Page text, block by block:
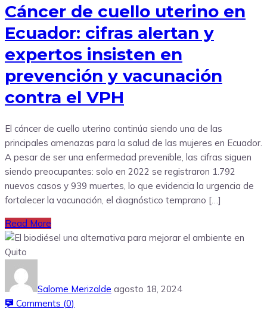
Cáncer de cuello uterino en
Ecuador: cifras alertan y
expertos insisten en
prevención y vacunación
contra el VPH
El cáncer de cuello uterino continúa siendo una de las
principales amenazas para la salud de las mujeres en Ecuador.
A pesar de ser una enfermedad prevenible, las cifras siguen
siendo preocupantes: solo en 2022 se registraron 1.792
nuevos casos y 939 muertes, lo que evidencia la urgencia de
fortalecer la vacunación, el diagnóstico temprano […]
Read More
Salome Merizalde agosto 18, 2024
Comments (0)